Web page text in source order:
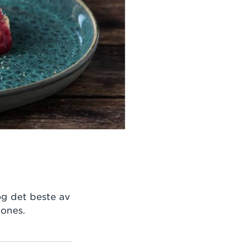
det beste av